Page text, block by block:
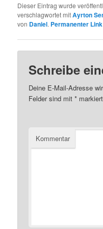
Dieser Eintrag wurde
verschlagwortet mitAyrton
von Daniel. Permanenter
Schreibe
Deine E-Mail-Adresse
Felder sind mit*
Kommentar